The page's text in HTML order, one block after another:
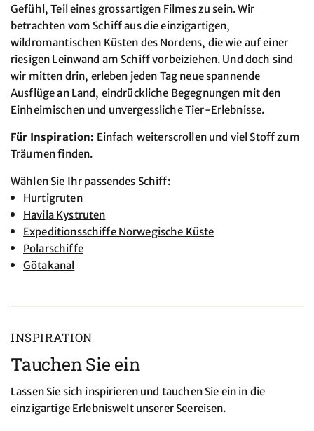
Gefühl, Teil eines grossartigen Filmes zu sein. Wir
betrachten vom Schiff aus die einzigartigen,
wildromantischen Küsten des Nordens, die wie auf einer
riesigen Leinwand am Schiff vorbeiziehen. Und doch sind
wir mitten drin, erleben jeden Tag neue spannende
Ausflüge an Land, eindrückliche Begegnungen mit den
Einheimischen und unvergessliche Tier-Erlebnisse.
Für Inspiration: Einfach weiterscrollen und viel Stoff zum
Träumen finden.
Wählen Sie Ihr passendes Schiff:
Hurtigruten
Havila Kystruten
Expeditionsschiffe Norwegische Küste
Polarschiffe
Götakanal
INSPIRATION
Tauchen Sie ein
Lassen Sie sich inspirieren und tauchen Sie ein in die
einzigartige Erlebniswelt unserer Seereisen.